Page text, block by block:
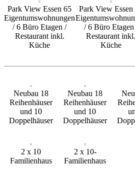
Park View Essen 65
Eigentumswohnungen
/ 6 Büro Etagen /
Restaurant inkl.
Küche
Park View Essen
/ 6 Büro
Restaurant inkl.
Küche
Neubau 18
Reihenhäuser
und 10
Doppelhäuser
Neubau 18
Reihenhäuser
und 10
Doppelhäuser
2 x 10
Familienhaus
2 x 10-
Familienhaus